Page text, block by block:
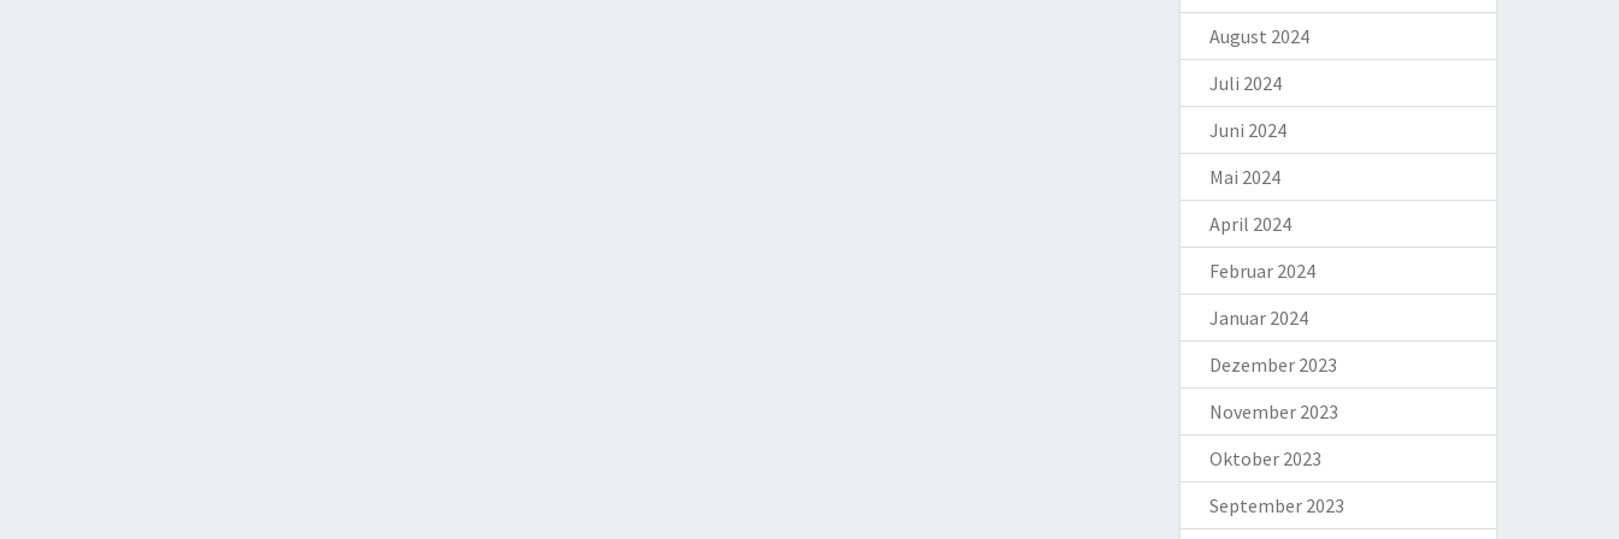
August 2024
Juli 2024
Juni 2024
Mai 2024
April 2024
Februar 2024
Januar 2024
Dezember 2023
November 2023
Oktober 2023
September 2023